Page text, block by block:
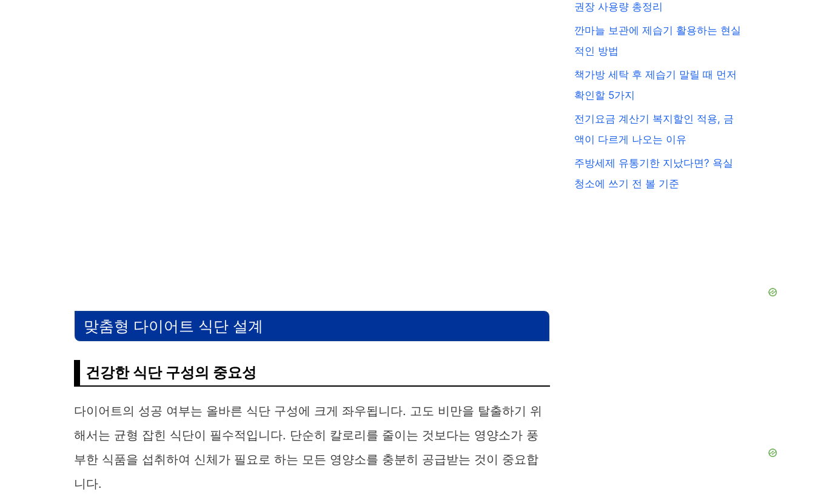
맞춤형 다이어트 식단 설계
건강한 식단 구성의 중요성
다이어트의 성공 여부는 올바른 식단 구성에 크게 좌우됩니다. 고도 비만을 탈출하기 위
해서는 균형 잡힌 식단이 필수적입니다. 단순히 칼로리를 줄이는 것보다는 영양소가 풍
부한 식품을 섭취하여 신체가 필요로 하는 모든 영양소를 충분히 공급받는 것이 중요합
니다.
권장 사용량 총정리
깐마늘 보관에 제습기 활용하는 현실
적인 방법
책가방 세탁 후 제습기 말릴 때 먼저
확인할 5가지
전기요금 계산기 복지할인 적용, 금
액이 다르게 나오는 이유
주방세제 유통기한 지났다면? 욕실
청소에 쓰기 전 볼 기준